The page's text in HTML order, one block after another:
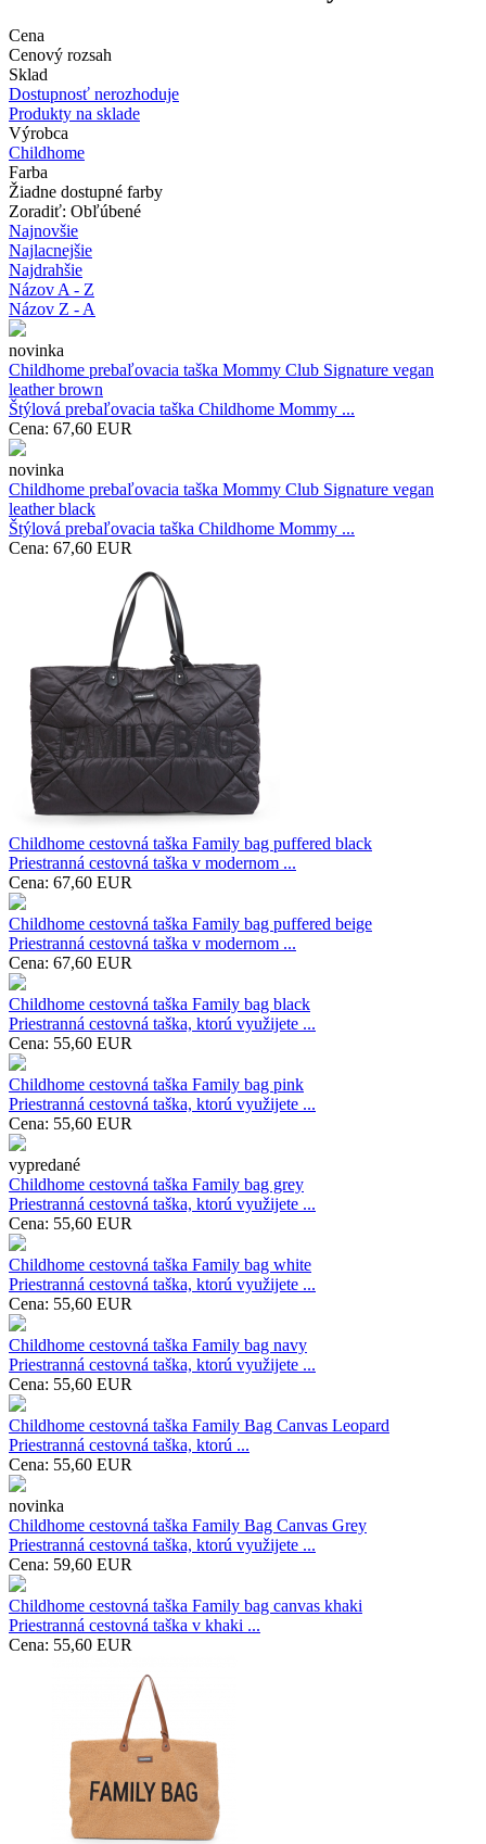
Cena
Cenový rozsah
Sklad
Dostupnosť nerozhoduje
Produkty na sklade
Výrobca
Childhome
Farba
Žiadne dostupné farby
Zoradiť: Obľúbené
Najnovšie
Najlacnejšie
Najdrahšie
Názov A - Z
Názov Z - A
novinka
Childhome prebaľovacia taška Mommy Club Signature vegan
leather brown
Štýlová prebaľovacia taška Childhome Mommy ...
Cena: 67,60 EUR
novinka
Childhome prebaľovacia taška Mommy Club Signature vegan
leather black
Štýlová prebaľovacia taška Childhome Mommy ...
Cena: 67,60 EUR
Childhome cestovná taška Family bag puffered black
Priestranná cestovná taška v modernom ...
Cena: 67,60 EUR
Childhome cestovná taška Family bag puffered beige
Priestranná cestovná taška v modernom ...
Cena: 67,60 EUR
Childhome cestovná taška Family bag black
Priestranná cestovná taška, ktorú využijete ...
Cena: 55,60 EUR
Childhome cestovná taška Family bag pink
Priestranná cestovná taška, ktorú využijete ...
Cena: 55,60 EUR
vypredané
Childhome cestovná taška Family bag grey
Priestranná cestovná taška, ktorú využijete ...
Cena: 55,60 EUR
Childhome cestovná taška Family bag white
Priestranná cestovná taška, ktorú využijete ...
Cena: 55,60 EUR
Childhome cestovná taška Family bag navy
Priestranná cestovná taška, ktorú využijete ...
Cena: 55,60 EUR
Childhome cestovná taška Family Bag Canvas Leopard
Priestranná cestovná taška, ktorú ...
Cena: 55,60 EUR
novinka
Childhome cestovná taška Family Bag Canvas Grey
Priestranná cestovná taška, ktorú využijete ...
Cena: 59,60 EUR
Childhome cestovná taška Family bag canvas khaki
Priestranná cestovná taška v khaki ...
Cena: 55,60 EUR